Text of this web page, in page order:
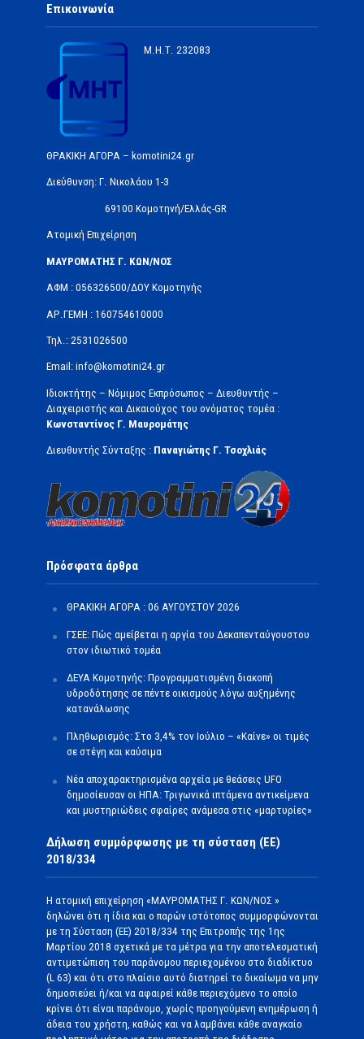
Επικοινωνία
Μ.Η.Τ. 232083
ΘΡΑΚΙΚΗ ΑΓΟΡΑ – komotini24.gr
Διεύθυνση: Γ. Νικολάου 1-3
69100 Κομοτηνή/Ελλάς-GR
Ατομική Επιχείρηση
ΜΑΥΡΟΜΑΤΗΣ Γ. ΚΩΝ/ΝΟΣ
ΑΦΜ : 056326500/ΔOΥ Κομοτηνής
ΑΡ.ΓΕΜΗ : 160754610000
Τηλ.: 2531026500
Email: info@komotini24.gr
Ιδιοκτήτης – Νόμιμος Εκπρόσωπος – Διευθυντής –
Διαχειριστής και Δικαιούχος του ονόματος τομέα :
Κωνσταντίνος Γ. Μαυρομάτης
Διευθυντής Σύνταξης : Παναγιώτης Γ. Τσοχλιάς
Πρόσφατα άρθρα
ΘΡΑΚΙΚΗ ΑΓΟΡΑ : 06 ΑΥΓΟΥΣΤΟΥ 2026
ΓΣΕΕ: Πώς αμείβεται η αργία του Δεκαπενταύγουστου
στον ιδιωτικό τομέα
ΔΕΥΑ Κομοτηνής: Προγραμματισμένη διακοπή
υδροδότησης σε πέντε οικισμούς λόγω αυξημένης
κατανάλωσης
Πληθωρισμός: Στο 3,4% τον Ιούλιο – «Καίνε» οι τιμές
σε στέγη και καύσιμα
Νέα αποχαρακτηρισμένα αρχεία με θεάσεις UFO
δημοσίευσαν οι ΗΠΑ: Τριγωνικά ιπτάμενα αντικείμενα
και μυστηριώδεις σφαίρες ανάμεσα στις «μαρτυρίες»
Δήλωση συμμόρφωσης με τη σύσταση (ΕΕ)
2018/334
Η ατομική επιχείρηση «ΜΑΥΡΟΜΑΤΗΣ Γ. ΚΩΝ/ΝΟΣ »
δηλώνει ότι η ίδια και ο παρών ιστότοπος συμμορφώνονται
με τη Σύσταση (ΕΕ) 2018/334 της Επιτροπής της 1ης
Μαρτίου 2018 σχετικά με τα μέτρα για την αποτελεσματική
αντιμετώπιση του παράνομου περιεχομένου στο διαδίκτυο
(L 63) και ότι στο πλαίσιο αυτό διατηρεί το δικαίωμα να μην
δημοσιεύει ή/και να αφαιρεί κάθε περιεχόμενο το οποίο
κρίνει ότι είναι παράνομο, χωρίς προηγούμενη ενημέρωση ή
άδεια του χρήστη, καθώς και να λαμβάνει κάθε αναγκαίο